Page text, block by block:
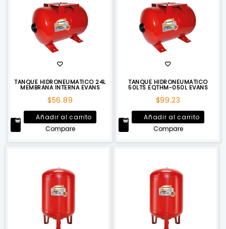
TANQUE HIDRONEUMATICO 24L
MEMBRANA INTERNA EVANS
$56.89
Añadir al carrito
Compare
TANQUE HIDRONEUMATICO
50LTS EQTHM-050L EVANS
$99.23
Añadir al carrito
Compare